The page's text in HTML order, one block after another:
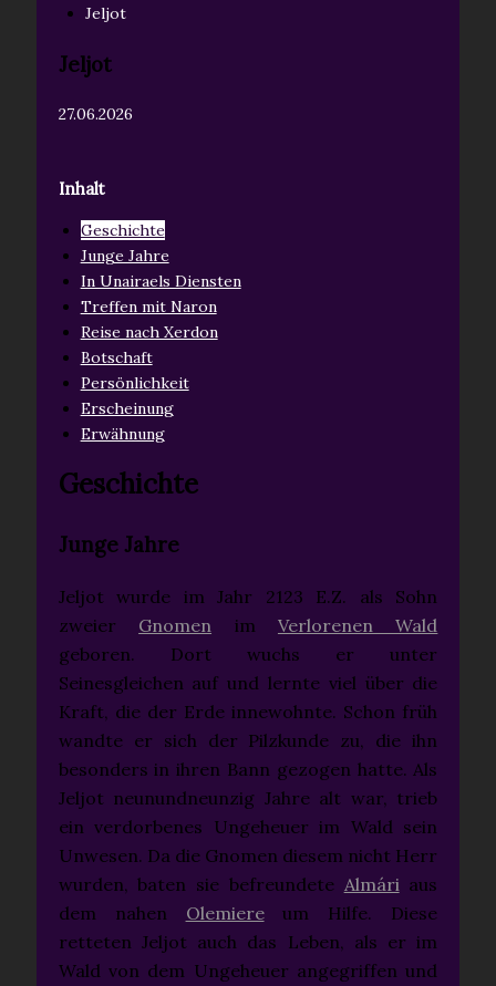
Jeljot
Jeljot
27.06.2026
Inhalt
Geschichte
Junge Jahre
In Unairaels Diensten
Treffen mit Naron
Reise nach Xerdon
Botschaft
Persönlichkeit
Erscheinung
Erwähnung
Geschichte
Junge Jahre
Jeljot wurde im Jahr 2123 E.Z. als Sohn
zweier Gnomen im Verlorenen Wald
geboren. Dort wuchs er unter
Seinesgleichen auf und lernte viel über die
Kraft, die der Erde innewohnte. Schon früh
wandte er sich der Pilzkunde zu, die ihn
besonders in ihren Bann gezogen hatte. Als
Jeljot neunundneunzig Jahre alt war, trieb
ein verdorbenes Ungeheuer im Wald sein
Unwesen. Da die Gnomen diesem nicht Herr
wurden, baten sie befreundete Almári aus
dem nahen Olemiereum Hilfe. Diese
retteten Jeljot auch das Leben, als er im
Wald von dem Ungeheuer angegriffen und